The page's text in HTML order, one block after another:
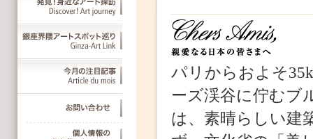
パリからおよそ
ーズ渓谷に佇むブ
は、素晴らしい建